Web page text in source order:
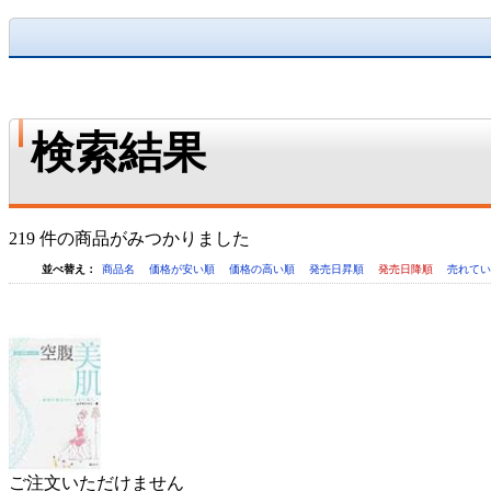
検索結果
219 件の商品がみつかりました
並べ替え： 商品名 価格が安い順 価格の高い順 発売日昇順 発売日降順 売れて
ご注文いただけません